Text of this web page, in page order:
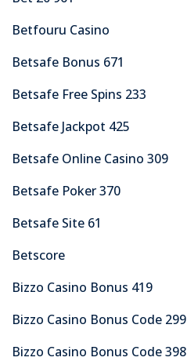
Betfouru Casino
Betsafe Bonus 671
Betsafe Free Spins 233
Betsafe Jackpot 425
Betsafe Online Casino 309
Betsafe Poker 370
Betsafe Site 61
Betscore
Bizzo Casino Bonus 419
Bizzo Casino Bonus Code 299
Bizzo Casino Bonus Code 398